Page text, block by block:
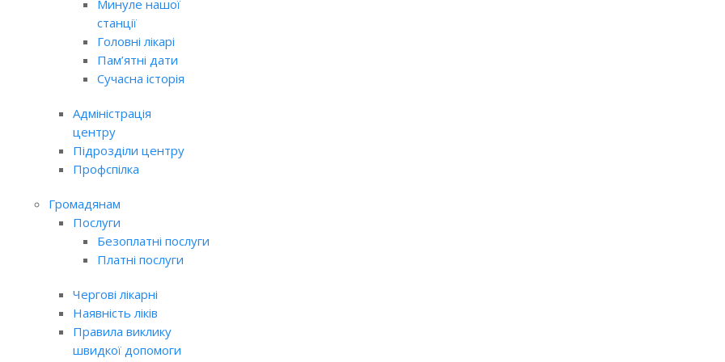
Минуле нашої
станції
Головні лікарі
Пам’ятні дати
Сучасна історія
Адміністрація
центру
Підрозділи центру
Профспілка
Громадянам
Послуги
Безоплатні послуги
Платні послуги
Чергові лікарні
Наявність ліків
Правила виклику
швидкої допомоги